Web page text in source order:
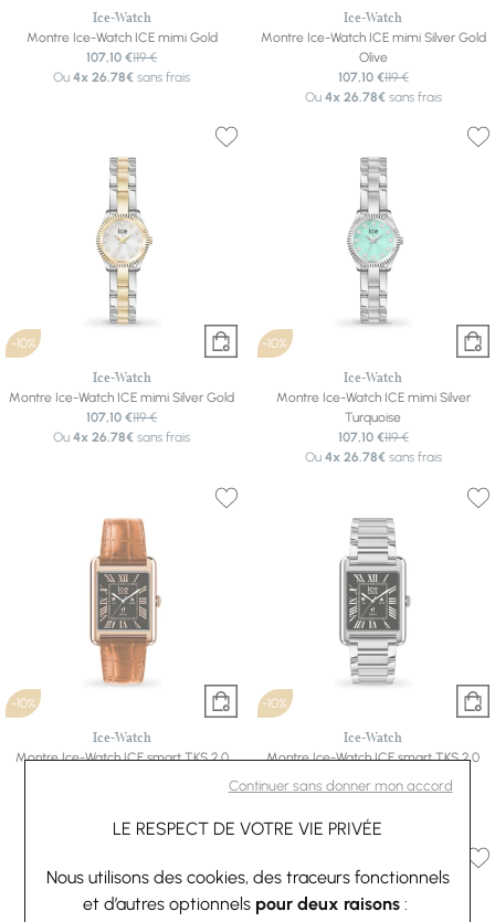
Continuer sans donner mon accord
LE RESPECT DE VOTRE VIE PRIVÉE
Nous utilisons des cookies, des traceurs fonctionnels
et d’autres optionnels pour deux raisons :
Ice-Watch
Montre Ice-Watch ICE mimi Gold
107,10 €119 €
Ou4x 26.78€ sans frais
Ice-Watch
Montre Ice-Watch ICE mimi Silver Gold
Olive
107,10 €119 €
Ou 4x 26.78€sans frais
-10%
Ice-Watch
Montre Ice-Watch ICE mimi Silver Gold
107,10 €119 €
Ou4x 26.78€ sans frais
-10%
Ice-Watch
Montre Ice-Watch ICE mimi Silver
Turquoise
107,10 €119 €
Ou 4x 26.78€sans frais
-10%
Ice-Watch
Montre Ice-Watch ICE smart TKS 2.0
-10%
Ice-Watch
Montre Ice-Watch ICE smart TKS 2.0
179,10 €199 €
44.78€